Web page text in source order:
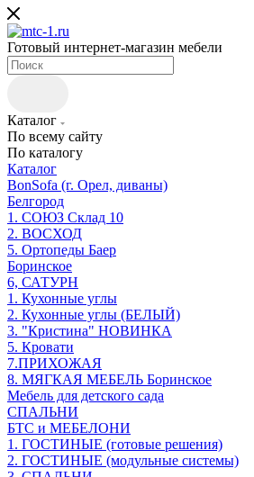
Готовый интернет-магазин мебели
Каталог
По всему сайту
По каталогу
Каталог
BonSofa (г. Орел, диваны)
Белгород
1. СОЮЗ Склад 10
2. ВОСХОД
5. Ортопеды Баер
Боринское
6, САТУРН
1. Кухонные углы
2. Кухонные углы (БЕЛЫЙ)
3. "Кристина" НОВИНКА
5. Кровати
7.ПРИХОЖАЯ
8. МЯГКАЯ МЕБЕЛЬ Боринское
Мебель для детского сада
СПАЛЬНИ
БТС и МЕБЕЛОНИ
1. ГОСТИНЫЕ (готовые решения)
2. ГОСТИНЫЕ (модульные системы)